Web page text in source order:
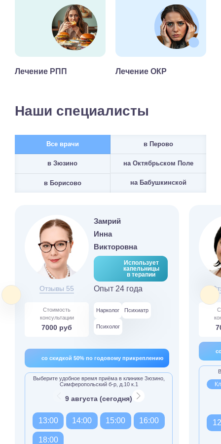
Лечение РПП Лечение ОКР
Наши специалисты
Все врачи в Перово
в Зюзино на Октябрьском Поле
в Борисово на Бабушкинской
Отзывы 55
Замрий
Инна
Викторовна
Использует
капельницы
в терапии
Опыт 24 года
Стоимость
консультации
7000 руб
Нарколог Психиатр
Психолог
со скидкой 50% по годовому прикреплению
Выберите удобное время приёма в клинике Зюзино,
Симферопольский б-р, д.10 к.1
9 августа (сегодня)
13:00 14:00 15:00 16:00
18:00